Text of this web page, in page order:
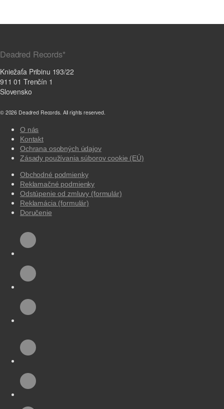
Deadred Records*
Kniežaťa Pribinu 193/22
911 01 Trenčín 1
Slovensko
© 2026 Deadred Records. All rights reserved.
O nás
Kontakt
Ochrana osobných údajov
Zásady používania súborov cookie (EÚ)
Obchodné podmienky
Reklamačné podmienky
Odstúpenie od zmluvy (formulár)
Reklamácia (formulár)
Doručenie